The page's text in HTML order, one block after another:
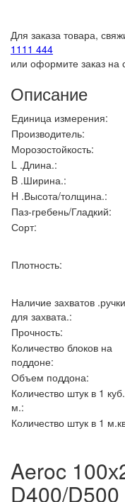
Для заказа товара,
1111 444
или оформите заказ на
Описание
Единица измерения:
Производитель:
Морозостойкость:
L .Длина.:
B .Ширина.:
H .Высота/толщина.:
Паз-гребень/Гладкий:
Сорт:
Плотность:
Наличие захватов .ручки
для захвата.:
Прочность:
Количество блоков на
поддоне:
Объем поддона:
Количество штук в 1 куб.
м.:
Количество штук в 1
Aeroc
D400/D500